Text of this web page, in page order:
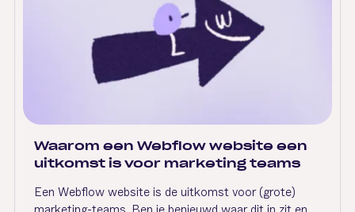
Waarom een Webflow website een
uitkomst is voor marketing teams
Een Webflow website is de uitkomst voor (grote)